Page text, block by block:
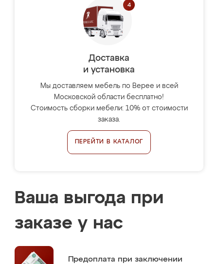
Доставка
и установка
Мы доставляем мебель по Верее и всей
Московской области бесплатно!
Стоимость сборки мебели: 10% от стоимости
заказа.
ПЕРЕЙТИ В КАТАЛОГ
Ваша выгода при
заказе у нас
Предоплата при заключении